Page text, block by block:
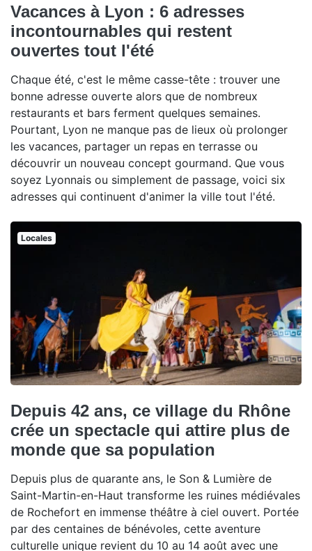
Vacances à Lyon : 6 adresses
incontournables qui restent
ouvertes tout l'été
Chaque été, c'est le même casse-tête : trouver une
bonne adresse ouverte alors que de nombreux
restaurants et bars ferment quelques semaines.
Pourtant, Lyon ne manque pas de lieux où prolonger
les vacances, partager un repas en terrasse ou
découvrir un nouveau concept gourmand. Que vous
soyez Lyonnais ou simplement de passage, voici six
adresses qui continuent d'animer la ville tout l'été.
Locales
Depuis 42 ans, ce village du Rhône
crée un spectacle qui attire plus de
monde que sa population
Depuis plus de quarante ans, le Son & Lumière de
Saint-Martin-en-Haut transforme les ruines médiévales
de Rochefort en immense théâtre à ciel ouvert. Portée
par des centaines de bénévoles, cette aventure
culturelle unique revient du 10 au 14 août avec une